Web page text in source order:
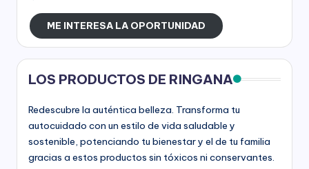
ME INTERESA LA OPORTUNIDAD
LOS PRODUCTOS DE RINGANA
Redescubre la auténtica belleza. Transforma tu
autocuidado con un estilo de vida saludable y
sostenible, potenciando tu bienestar y el de tu familia
gracias a estos productos sin tóxicos ni conservantes.